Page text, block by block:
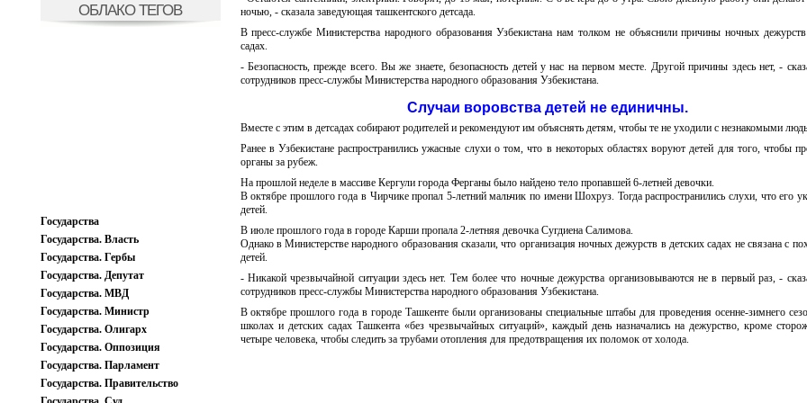
ОБЛАКО ТЕГОВ
Государства
Государства. Власть
Государства. Гербы
Государства. Депутат
Государства. МВД
Государства. Министр
Государства. Олигарх
Государства. Оппозиция
Государства. Парламент
Государства. Правительство
ночью, - сказала заведующая ташкентского детсада.
В пресс-службе Министерства народного образования Узбекистана нам толком не объяснили причины ночных
садах.
- Безопасность, прежде всего. Вы же знаете, безопасность детей у нас на первом месте. Другой причины здесь нет, -
сотрудников пресс-службы Министерства народного образования Узбекистана.
Случаи воровства детей не единичны.
Вместе с этим в детсадах собирают родителей и рекомендуют им объяснять детям, чтобы те не уходили с незнакомыми
Ранее в Узбекистане распространились ужасные слухи о том, что в некоторых областях воруют детей для того, чтобы
органы за рубеж.
На прошлой неделе в массиве Кергули города Ферганы было найдено тело пропавшей 6-летней девочки.
В октябре прошлого года в Чирчике пропал 5-летний мальчик по имени Шохруз. Тогда распространились слухи, что его
детей.
В июле прошлого года в городе Карши пропала 2-летняя девочка Сугдиена Салимова.
Однако в Министерстве народного образования сказали, что организация ночных дежурств в детских садах не связана с
детей.
- Никакой чрезвычайной ситуации здесь нет. Тем более что ночные дежурства организовываются не в первый раз, -
сотрудников пресс-службы Министерства народного образования Узбекистана.
В октябре прошлого года в городе Ташкенте были организованы специальные штабы для проведения осенне-зимнего
школах и детских садах Ташкента «без чрезвычайных ситуаций», каждый день назначались на дежурство, кроме
четыре человека, чтобы следить за трубами отопления для предотвращения их поломок от холода.